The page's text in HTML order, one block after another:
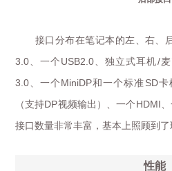
接口分布在笔记本的左、右、
3.0 、一个USB2.0 、独立式耳机/
3.0 、一个MiniDP和一个标准SD卡
（支持DP视频输出）、一个HDMI
接口数量非常丰富，基本上照顾到了
性能